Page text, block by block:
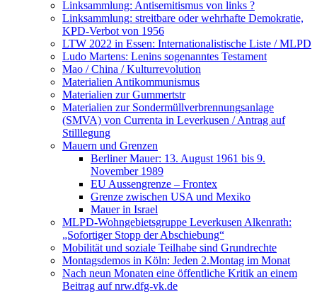
Linksammlung: Antisemitismus von links ?
Linksammlung: streitbare oder wehrhafte Demokratie,
KPD-Verbot von 1956
LTW 2022 in Essen: Internationalistische Liste / MLPD
Ludo Martens: Lenins sogenanntes Testament
Mao / China / Kulturrevolution
Materialien Antikommunismus
Materialien zur Gummertstr
Materialien zur Sondermüllverbrennungsanlage
(SMVA) von Currenta in Leverkusen / Antrag auf
Stilllegung
Mauern und Grenzen
Berliner Mauer: 13. August 1961 bis 9.
November 1989
EU Aussengrenze – Frontex
Grenze zwischen USA und Mexiko
Mauer in Israel
MLPD-Wohngebietsgruppe Leverkusen Alkenrath:
„Sofortiger Stopp der Abschiebung“
Mobilität und soziale Teilhabe sind Grundrechte
Montagsdemos in Köln: Jeden 2.Montag im Monat
Nach neun Monaten eine öffentliche Kritik an einem
Beitrag auf nrw.dfg-vk.de